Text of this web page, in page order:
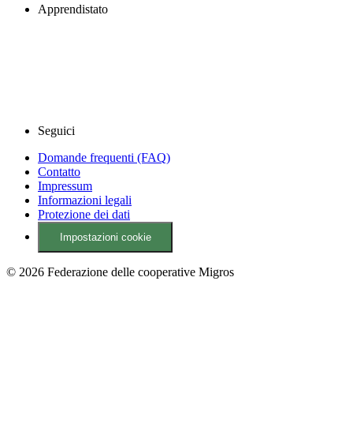
Apprendistato
Seguici
Domande frequenti (FAQ)
Contatto
Impressum
Informazioni legali
Protezione dei dati
Impostazioni cookie
© 2026 Federazione delle cooperative Migros